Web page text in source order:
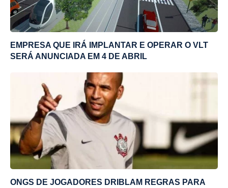
EMPRESA QUE IRÁ IMPLANTAR E OPERAR O VLT
SERÁ ANUNCIADA EM 4 DE ABRIL
ONGS DE JOGADORES DRIBLAM REGRAS PARA